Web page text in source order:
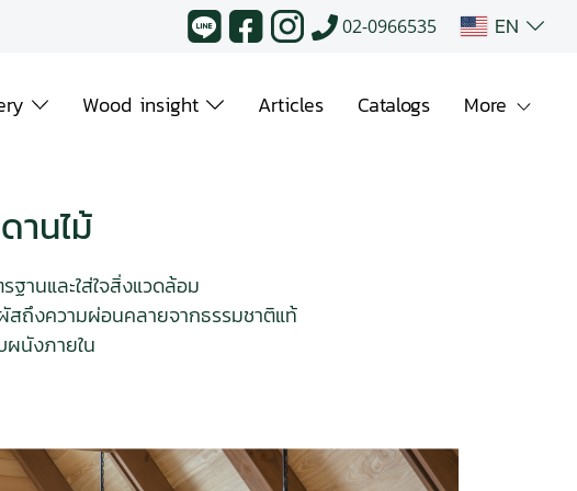
02-0966535 EN
Wood insight Articles Catalogs More
านไม้
านและใส่ใจสิ่งแวดล้อม
ถึงความผ่อนคลายจากธรรมชาติแท้
ผนังภายใน